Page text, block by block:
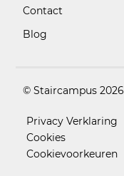
Contact
Blog
© Staircampus 2026
Privacy Verklaring
Cookies
Cookievoorkeuren